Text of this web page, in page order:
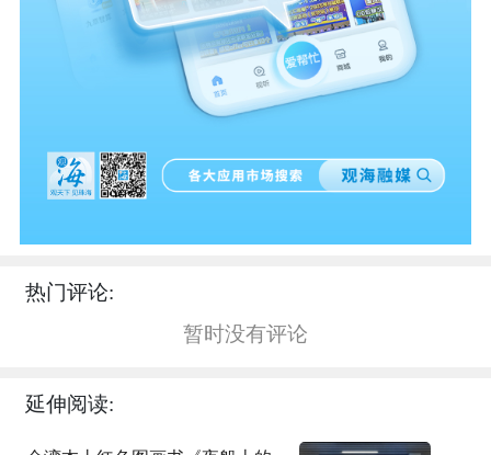
热门评论:
暂时没有评论
延伸阅读: